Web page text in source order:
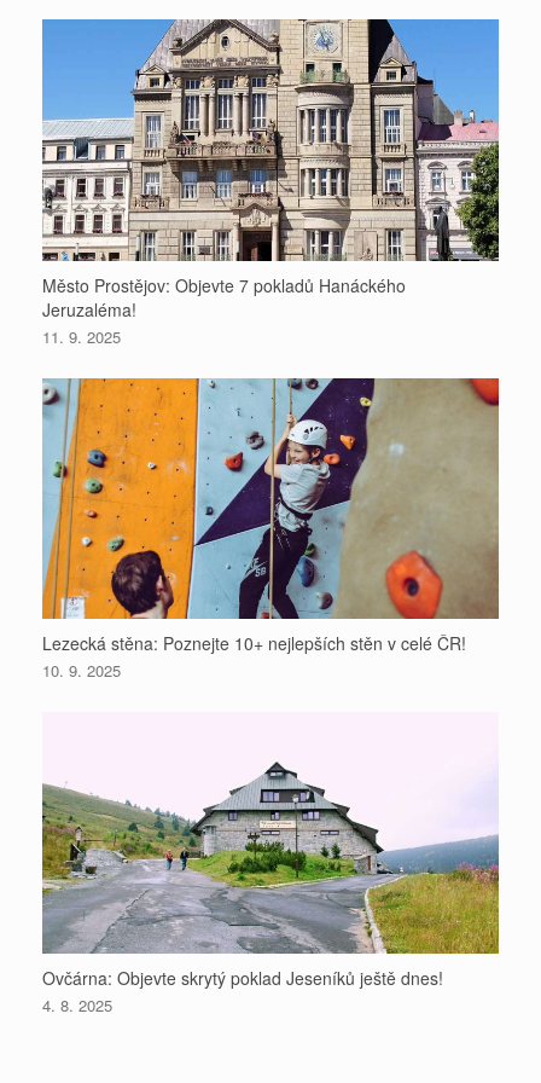
Město Prostějov: Objevte 7 pokladů Hanáckého
Jeruzaléma!
11. 9. 2025
Lezecká stěna: Poznejte 10+ nejlepších stěn v celé ČR!
10. 9. 2025
Ovčárna: Objevte skrytý poklad Jeseníků ještě dnes!
4. 8. 2025